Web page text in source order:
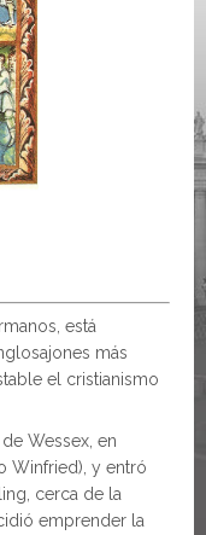
está
más
el cristianismo
Wessex, en
Winfried), y entró
cerca de la
emprender la